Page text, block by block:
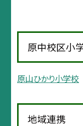
原中校区小
原山ひかり小学校
地域連携